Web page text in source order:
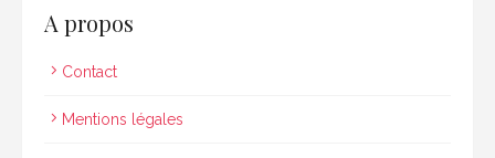
A propos
Contact
Mentions légales